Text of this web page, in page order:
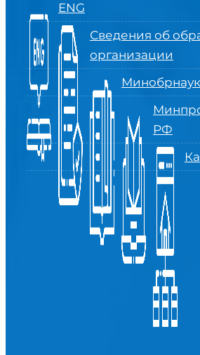
ENG
Сведения об
организации
РФ